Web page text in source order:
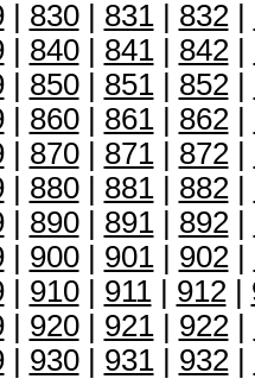
| 830| 831| 832|
| 840| 841| 842|
| 850| 851| 852|
| 860| 861| 862|
| 870| 871| 872|
| 880| 881| 882|
| 890| 891| 892|
| 900| 901| 902|
| 910| 911| 912|
| 920| 921| 922|
| 930| 931| 932|